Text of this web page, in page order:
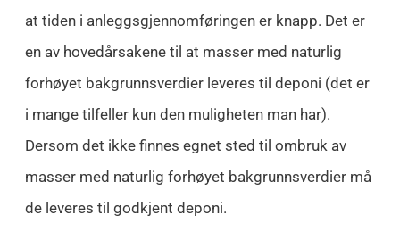
at tiden i anleggsgjennomføringen er knapp. Det er
en av hovedårsakene til at masser med naturlig
forhøyet bakgrunnsverdier leveres til deponi (det er
i mange tilfeller kun den muligheten man har).
Dersom det ikke finnes egnet sted til ombruk av
masser med naturlig forhøyet bakgrunnsverdier må
de leveres til godkjent deponi.